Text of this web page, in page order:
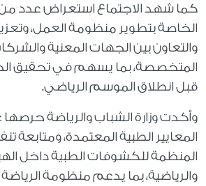
كما شهد الاجتماع استعراض عدد
الخاصة بتطوير منظومة العمل،
والتعاون بين الجهات المعنية
المتخصصة، بما يسهم في تحقيق
قبل انطلاق الموسم الرياضي.
وأكدت وزارة الشباب والرياضة
المعايير الطبية المعتمدة، ومتابعة
المنظمة للكشوفات الطبية داخل
والرياضية، بما يدعم منظومة